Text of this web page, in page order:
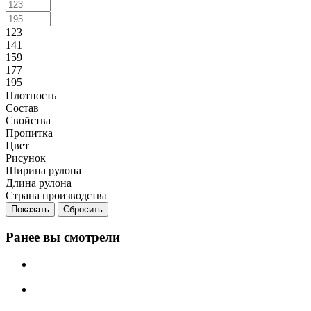
123
141
159
177
195
Плотность
Состав
Свойства
Пропитка
Цвет
Рисунок
Ширина рулона
Длина рулона
Страна производства
Сбросить
Ранее вы смотрели